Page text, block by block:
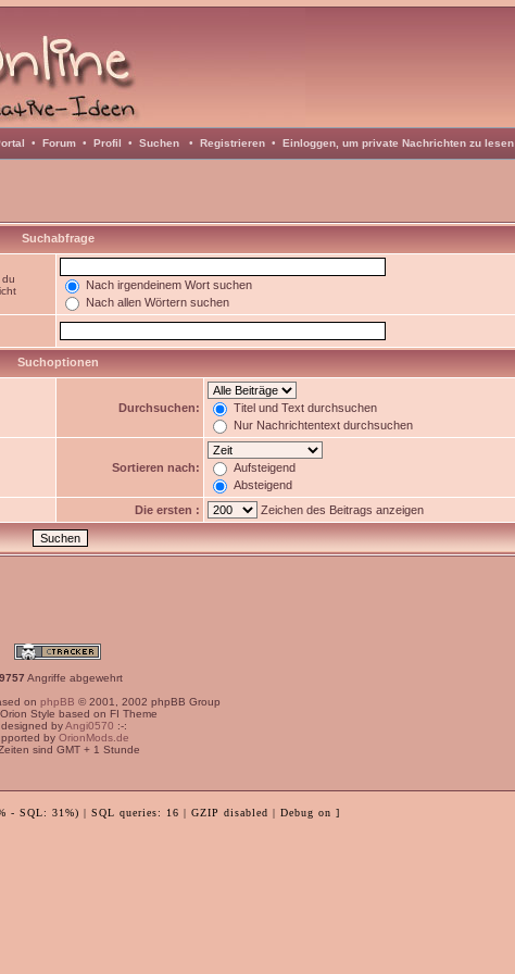
• Forum • Profil • Suchen • Registrieren • Einloggen, um private Nachrichten zu lesen
Suchabfrage
Nach irgendeinem Wort suchen
Nach allen Wörtern suchen
Suchoptionen
Durchsuchen:
Titel und Text durchsuchen
Nur Nachrichtentext durchsuchen
Sortieren nach:
Aufsteigend
Absteigend
Die ersten : Zeichen des Beitrags anzeigen
Angriffe abgewehrt
on phpBB © 2001, 2002 phpBB Group
Style based on FI Theme
designed byAngi0570 :-:
by OrionMods.de
sind GMT + 1 Stunde
- SQL: 31%) | SQL queries: 16 | GZIP disabled | Debug on ]